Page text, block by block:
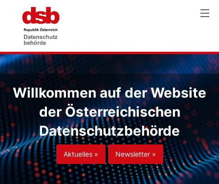
Willkommen auf der Website
der Österreichischen
Datenschutzbehörde
Aktuelles » Newsletter »